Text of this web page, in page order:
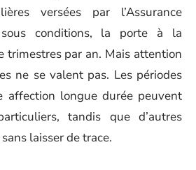
versées par l’Assurance
conditions, la porte à la
trimestres par an. Mais attention
ne se valent pas. Les périodes
affection longue durée peuvent
tandis que d’autres
laisser de trace.